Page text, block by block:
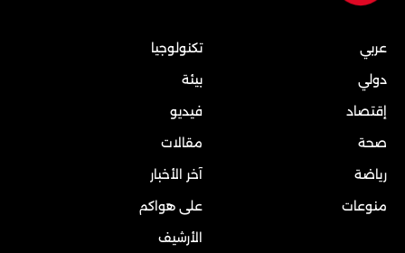
عربي
دولي
إقتصاد
صحة
رياضة
منوعات
تكنولوجيا
بيئة
فيديو
مقالات
آخر الأخبار
على هواكم
الأرشيف